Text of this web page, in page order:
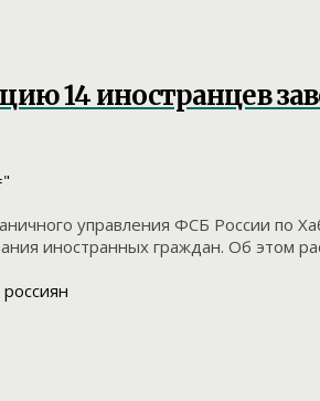
14 иностранцев
управления ФСБ России по
иностранных граждан. Об этом